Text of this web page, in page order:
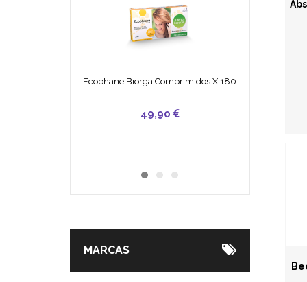
Ecophane Biorga Comprimidos X 180
49,90
MARCAS